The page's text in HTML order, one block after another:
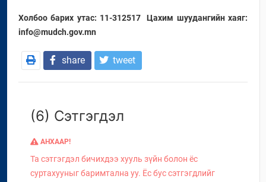
Холбоо барих утас: 11-312517 Цахим шуудангийн хаяг:
info@mudch.gov.mn
share tweet
(6) Сэтгэгдэл
АНХААР!
Та сэтгэгдэл бичихдээ хууль зүйн болон ёс
суртахууныг баримтална уу. Ёс бус сэтгэгдлийг